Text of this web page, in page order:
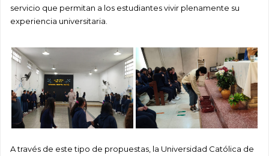
servicio que permitan a los estudiantes vivir plenamente su
experiencia universitaria.
A través de este tipo de propuestas, la Universidad Católica de